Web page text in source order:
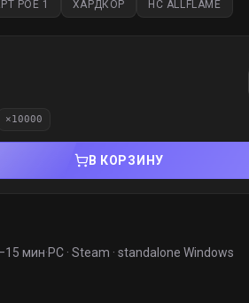
POE 1 ХАРДКОР HC ALLFLAME
×10000
В КОРЗИНУ
мин·PC · Steam · standalone Windows